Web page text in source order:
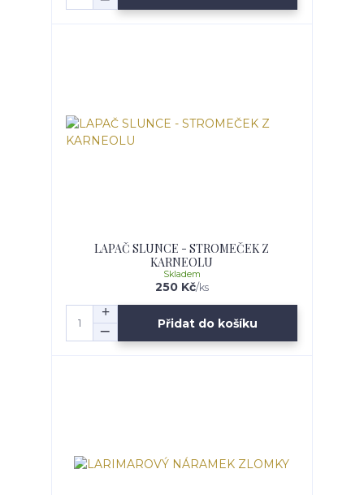
LAPAČ SLUNCE - STROMEČEK Z
KARNEOLU
250 Kč/ks
Skladem
Přidat do košíku